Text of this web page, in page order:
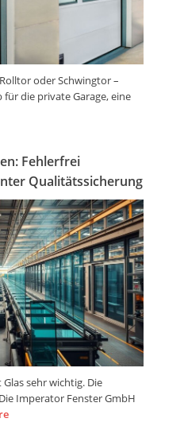
oder Schwingtor –
für die private Garage, eine
Fehlerfrei
Qualitätssicherung
sehr wichtig. Die
Imperator Fenster GmbH